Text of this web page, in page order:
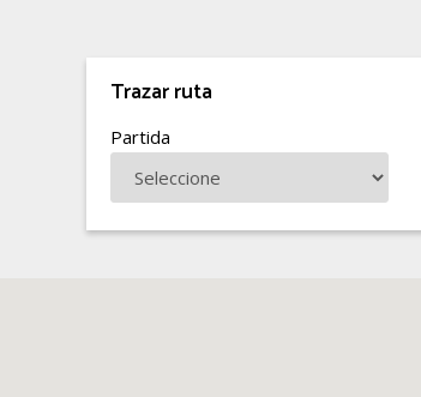
Trazar ruta
Partida